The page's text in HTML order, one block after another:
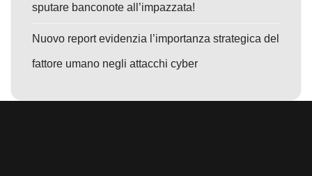
sputare banconote all’impazzata!
Nuovo report evidenzia l’importanza strategica del
fattore umano negli attacchi cyber